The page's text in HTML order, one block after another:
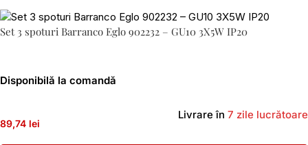
Set 3 spoturi Barranco Eglo 902232 – GU10 3X5W IP20
Disponibilă la comandă
89,74 lei
Livrare în 7 zile lucrătoare